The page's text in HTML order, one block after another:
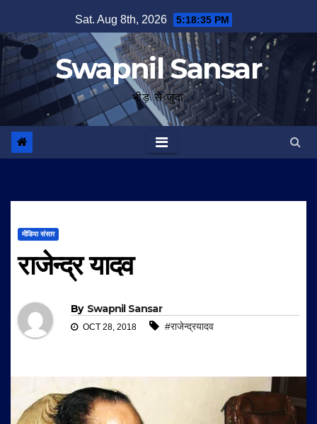
to
content
Sat. Aug 8th, 2026 5:18:36 PM
Swapnil Sansar
भीड़ से जुदा
मीडिया संसार
राजेन्द्र यादव
By Swapnil Sansar
OCT 28, 2018 #राजेन्द्रयादव